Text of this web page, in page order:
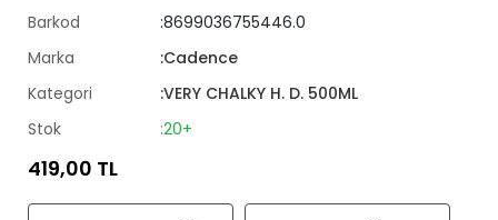
Barkod
:8699036755446.0
Marka
:Cadence
Kategori
:VERY CHALKY H. D. 500ML
Stok
:20+
419,00 TL